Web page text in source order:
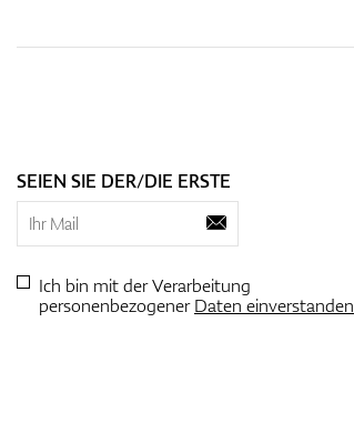
SEIEN SIE DER/DIE ERSTE
Ich bin mit der Verarbeitung
personenbezogenerDaten einverstanden